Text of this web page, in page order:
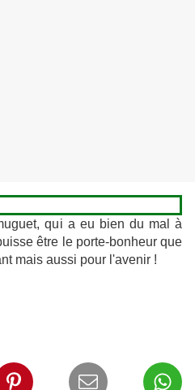
qui a eu bien du mal à
être le porte-bonheur que
mais aussi pour l'avenir !